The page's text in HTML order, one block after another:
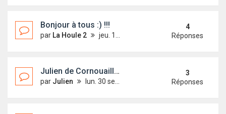
Bonjour à tous :) !!!
par La Houle 2 jeu. 16 août 2018 11:23
4
Réponses
Julien de Cornouaille (Ael Du)
par Julien lun. 30 sept. 2019 10:16
3
Réponses